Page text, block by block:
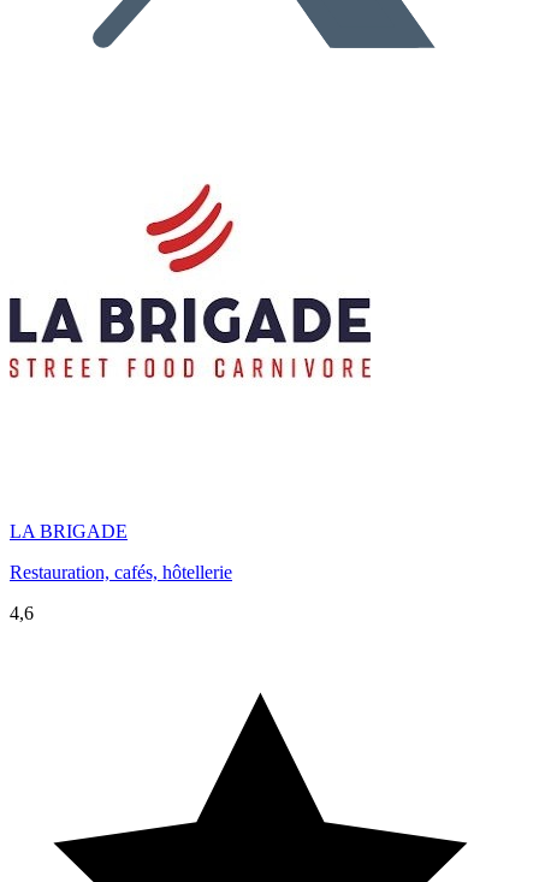
LA BRIGADE
Restauration, cafés, hôtellerie
4,6